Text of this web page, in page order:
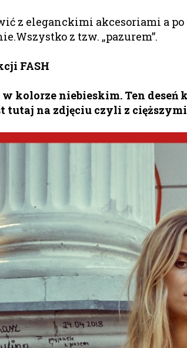
z eleganckimi akcesoriami a
z tzw. „pazurem”.
FASH
kolorze niebieskim. Ten deseń
na zdjęciu czyli z